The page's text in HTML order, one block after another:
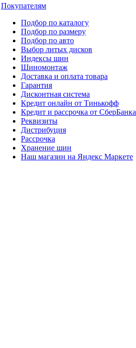
Покупателям
Подбор по каталогу
Подбор по размеру
Подбор по авто
Выбор литых дисков
Индексы шин
Шиномонтаж
Доставка и оплата товара
Гарантия
Дисконтная система
Кредит онлайн от Тинькофф
Кредит и рассрочка от СберБанка
Реквизиты
Дистрибуция
Рассрочка
Хранение шин
Наш магазин на Яндекс Маркете